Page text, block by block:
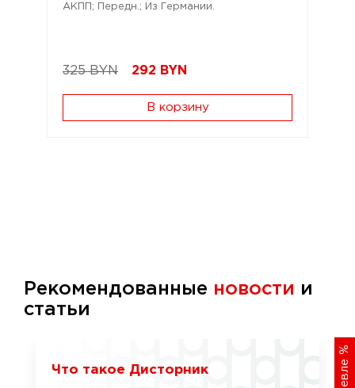
%
АКПП; Передн.; Из Германии.
325 BYN 292 BYN
В корзину
Рекомендованные новости и
статьи
Что такое Дисторник